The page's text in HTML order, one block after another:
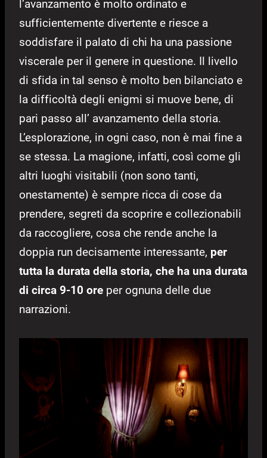
l’avanzamento è molto ordinato e
sufficientemente divertente e riesce a
soddisfare il palato di chi ha una passione
viscerale per il genere in questione. Il livello
di sfida in tal senso è molto ben bilanciato e
la difficoltà degli enigmi si muove bene, di
pari passo all’ avanzamento della storia.
L’esplorazione, in ogni caso, non è mai fine a
se stessa. La magione, infatti, così come gli
altri luoghi visitabili (non sono tanti,
onestamente) è sempre ricca di cose da
prendere, segreti da scoprire e collezionabili
da raccogliere, cosa che rende anche la
doppia run decisamente interessante, per
tutta la durata della storia, che ha una durata
di circa 9-10 ore per ognuna delle due
narrazioni.